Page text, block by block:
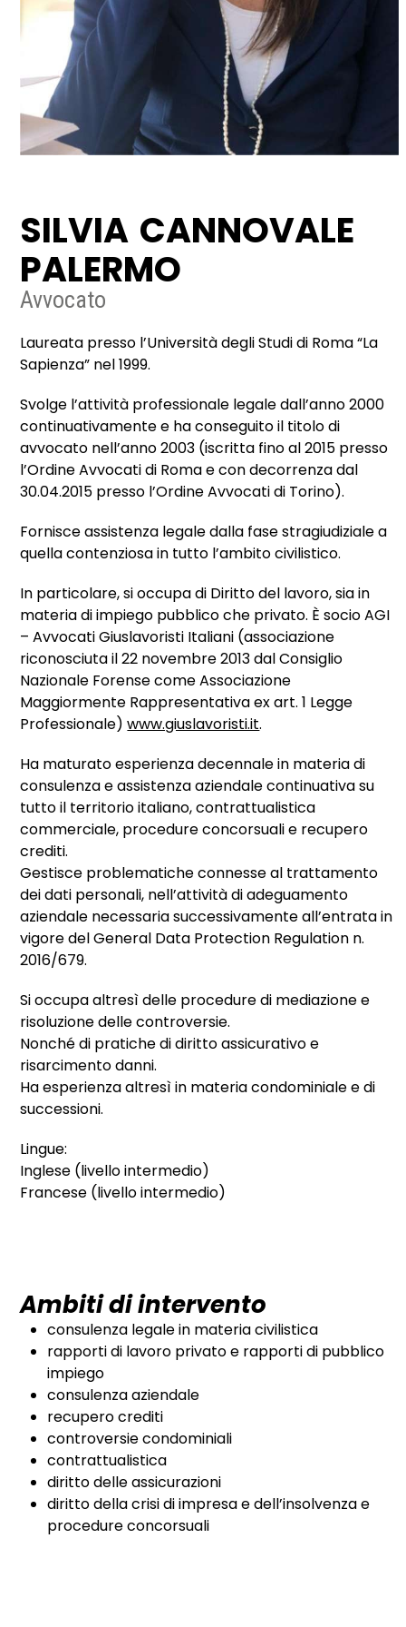
SILVIA CANNOVALE
PALERMO
Avvocato
Laureata presso l’Università degli Studi di Roma “La
Sapienza” nel 1999.
Svolge l’attività professionale legale dall’anno 2000
continuativamente e ha conseguito il titolo di
avvocato nell’anno 2003 (iscritta fino al 2015 presso
l’Ordine Avvocati di Roma e con decorrenza dal
30.04.2015 presso l’Ordine Avvocati di Torino).
Fornisce assistenza legale dalla fase stragiudiziale a
quella contenziosa in tutto l’ambito civilistico.
In particolare, si occupa di Diritto del lavoro, sia in
materia di impiego pubblico che privato. È socio AGI
– Avvocati Giuslavoristi Italiani (associazione
riconosciuta il 22 novembre 2013 dal Consiglio
Nazionale Forense come Associazione
Maggiormente Rappresentativa ex art. 1 Legge
Professionale)www.giuslavoristi.it.
Ha maturato esperienza decennale in materia di
consulenza e assistenza aziendale continuativa su
tutto il territorio italiano, contrattualistica
commerciale, procedure concorsuali e recupero
crediti.
Gestisce problematiche connesse al trattamento
dei dati personali, nell’attività di adeguamento
aziendale necessaria successivamente all’entrata in
vigore del General Data Protection Regulation n.
2016/679.
Si occupa altresì delle procedure di mediazione e
risoluzione delle controversie.
Nonché di pratiche di diritto assicurativo e
risarcimento danni.
Ha esperienza altresì in materia condominiale e di
successioni.
Lingue:
Inglese (livello intermedio)
Francese (livello intermedio)
Ambiti di intervento
consulenza legale in materia civilistica
rapporti di lavoro privato e rapporti di pubblico
impiego
consulenza aziendale
recupero crediti
controversie condominiali
contrattualistica
diritto delle assicurazioni
diritto della crisi di impresa e dell’insolvenza e
procedure concorsuali